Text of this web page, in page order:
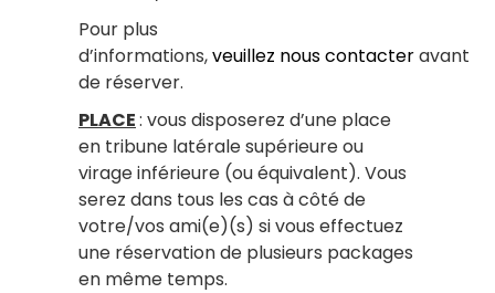
Pour plus
d’informations,veuillez nous contacteravant
de réserver.
PLACE: vous disposerez d’une place
en tribune latérale supérieure ou
virage inférieure (ou équivalent). Vous
serez dans tous les cas à côté de
votre/vos ami(e)(s) si vous effectuez
une réservation de plusieurs packages
en même temps.